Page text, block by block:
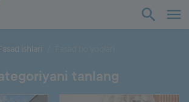
ishlari
tanlang